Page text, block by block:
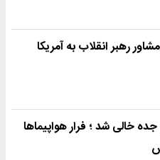
رهبر انقلاب به آمریکا
خالی شد ؛ فرار هواپیماها